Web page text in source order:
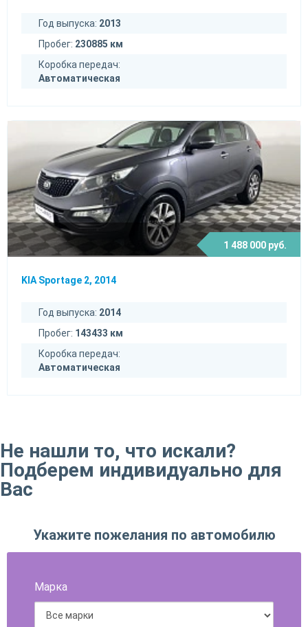
Год выпуска: 2013
Пробег: 230885 км
Коробка передач:
Автоматическая
1 488 000 руб.
KIA Sportage 2, 2014
Год выпуска: 2014
Пробег: 143433 км
Коробка передач:
Автоматическая
Не нашли то, что искали?
Подберем индивидуально для
Вас
Укажите пожелания по автомобилю
Марка